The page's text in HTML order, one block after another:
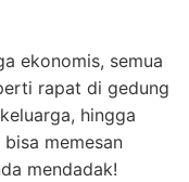
ekonomis, semua
rapat di gedung
hingga
memesan
mendadak!